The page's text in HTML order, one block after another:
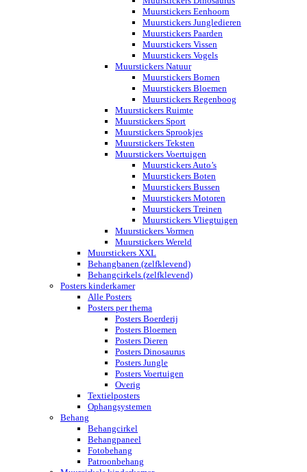
Muurstickers Eenhoorn
Muurstickers Jungledieren
Muurstickers Paarden
Muurstickers Vissen
Muurstickers Vogels
Muurstickers Natuur
Muurstickers Bomen
Muurstickers Bloemen
Muurstickers Regenboog
Muurstickers Ruimte
Muurstickers Sport
Muurstickers Sprookjes
Muurstickers Teksten
Muurstickers Voertuigen
Muurstickers Auto’s
Muurstickers Boten
Muurstickers Bussen
Muurstickers Motoren
Muurstickers Treinen
Muurstickers Vliegtuigen
Muurstickers Vormen
Muurstickers Wereld
Muurstickers XXL
Behangbanen (zelfklevend)
Behangcirkels (zelfklevend)
Posters kinderkamer
Alle Posters
Posters per thema
Posters Boerderij
Posters Bloemen
Posters Dieren
Posters Dinosaurus
Posters Jungle
Posters Voertuigen
Overig
Textielposters
Ophangsystemen
Behang
Behangcirkel
Behangpaneel
Fotobehang
Patroonbehang